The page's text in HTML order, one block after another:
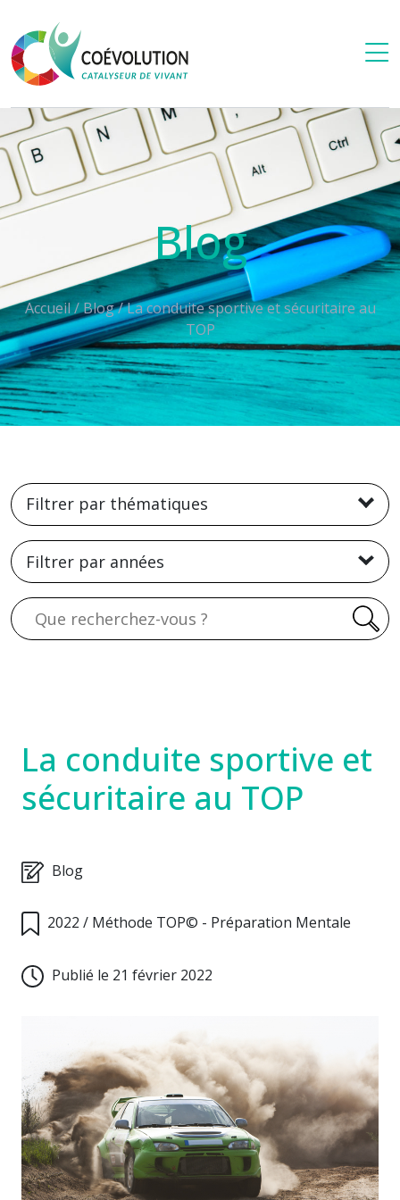
Blog
Accueil/Blog/La conduite sportive et sécuritaire au
TOP
Filtrer par thématiques
Filtrer par années
La conduite sportive et
sécuritaire au TOP
Blog
2022 / Méthode TOP© - Préparation Mentale
Publié le 21 février 2022